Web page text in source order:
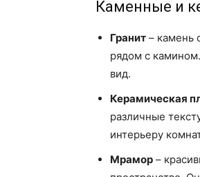
Каменные и
Гранит – камень
рядом с
вид.
Керамическая
различные
интерьеру
Мрамор –